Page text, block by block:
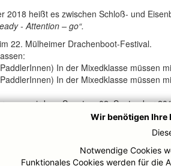
2018 heißt es zwischen Schloß- und
- Attention – go“.
22. Mülheimer Drachenboot-Festival.
In der Mixedklasse müssen
In der Mixedklasse müssen
wird am Sonntag, 02. September
beiden Rennklassen ist keine Frauen-
Wir benötigen Ihre
Notwendige Cookies
Funktionales Cookies werden für die